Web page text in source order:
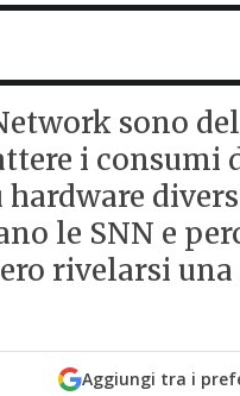
sono
i
le SNN e
rivelarsi una
Aggiungi tra i